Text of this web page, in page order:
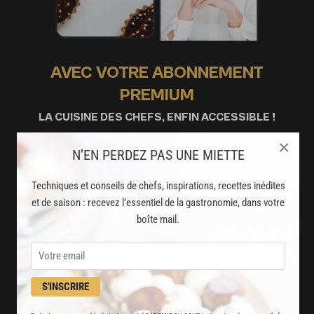
N’EN PERDEZ PAS UNE MIETTE
Techniques et conseils de chefs, inspirations, recettes inédites
et de saison : recevez l’essentiel de la gastronomie, dans votre
boîte mail.
S'INSCRIRE
×
AVEC VOTRE ABONNEMENT
PREMIUM
LA CUISINE DES CHEFS, ENFIN ACCESSIBLE !
8000
recettes exclusives
partagées par vos chefs préférés
2000 vidéos de recettes
Des nouveautés
disponibles chaque semaine